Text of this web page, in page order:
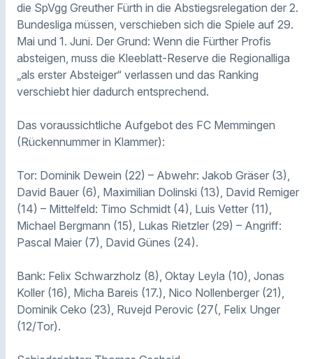
die SpVgg Greuther Fürth in die Abstiegsrelegation der 2.
Bundesliga müssen, verschieben sich die Spiele auf 29.
Mai und 1. Juni. Der Grund: Wenn die Fürther Profis
absteigen, muss die Kleeblatt-Reserve die Regionalliga
„als erster Absteiger“ verlassen und das Ranking
verschiebt hier dadurch entsprechend.
Das voraussichtliche Aufgebot des FC Memmingen
(Rückennummer in Klammer):
Tor: Dominik Dewein (22) – Abwehr: Jakob Gräser (3),
David Bauer (6), Maximilian Dolinski (13), David Remiger
(14) – Mittelfeld: Timo Schmidt (4), Luis Vetter (11),
Michael Bergmann (15), Lukas Rietzler (29) – Angriff:
Pascal Maier (7), David Günes (24).
Bank: Felix Schwarzholz (8), Oktay Leyla (10), Jonas
Koller (16), Micha Bareis (17.), Nico Nollenberger (21),
Dominik Ceko (23), Ruvejd Perovic (27(, Felix Unger
(12/Tor).